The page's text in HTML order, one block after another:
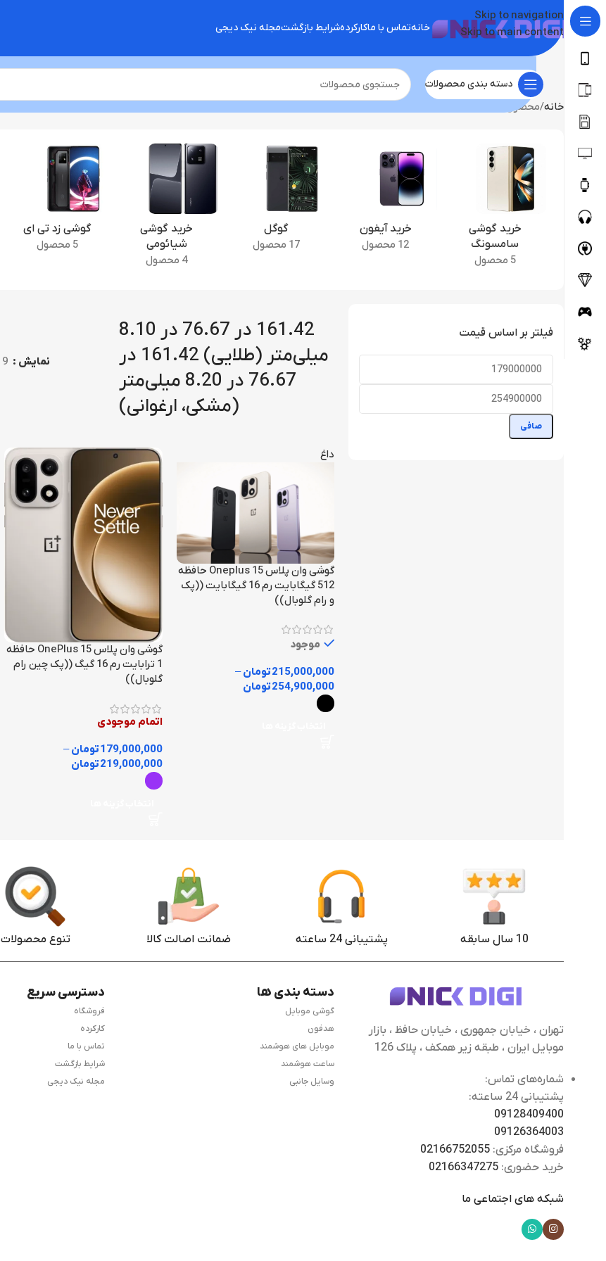
Skip to navigation
Skip to main content
خانهتماس با ماکارکردهشرایط بازگشتمجله نیک دیجی
دسته بندی محصولات
خانه محصول ابعاد
خرید گوشی
سامسونگ
5 محصول
خرید آیفون
12 محصول
گوگل
17 محصول
خرید گوشی
شیائومی
4 محصول
گوشی زد تی ای
5 محصول
فیلتر بر اساس قیمت
صافی
161.42 در 76.67 در 8.10
میلی‌متر (طلایی) 161.42 در
76.67 در 8.20 میلی‌متر
(مشکی، ارغوانی)
نمایش 9
داغ
گوشی وان پلاس Oneplus 15 حافظه
512 گیگابایت رم 16 گیگابایت ((پک
و رام گلوبال))
موجود
215,000,000تومان–
254,900,000تومان
گوشی وان پلاس OnePlus 15 حافظه
1 ترابایت رم 16 گیگ ((پک چین رام
گلوبال))
اتمام موجودی
179,000,000تومان–
219,000,000تومان
10 سال سابقه پشتیبانی 24 ساعته ضمانت اصالت کالا تنوع محصولات
تهران ، خیابان جمهوری ، خیابان حافظ ، بازار
موبایل ایران ، طبقه زیر همکف ، پلاک 126
شماره‌های تماس:
پشتیبانی 24 ساعته:
09128409400
09126364003
فروشگاه مرکزی: 02166752055
خرید حضوری: 02166347275
شبکه های اجتماعی ما
دسته بندی ها
گوشی موبایل
هدفون
موبایل های هوشمند
ساعت هوشمند
وسایل جانبی
دسترسی سریع
فروشگاه
کارکرده
تماس با ما
شرایط بازگشت
مجله نیک دیجی